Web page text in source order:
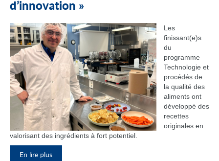
d’innovation »
Les
finissant(e)s
du
programme
Technologie et
procédés de
la qualité des
aliments ont
développé des
recettes
originales en
valorisant des ingrédients à fort potentiel.
En lire plus